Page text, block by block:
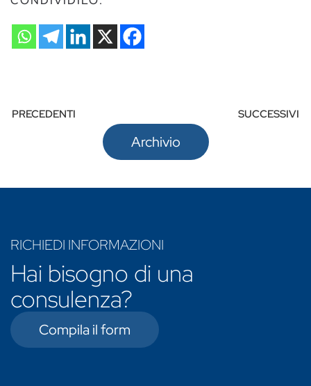
PRECEDENTI SUCCESSIVI
Archivio
RICHIEDI INFORMAZIONI
Hai bisogno di una
consulenza?
Compila il form